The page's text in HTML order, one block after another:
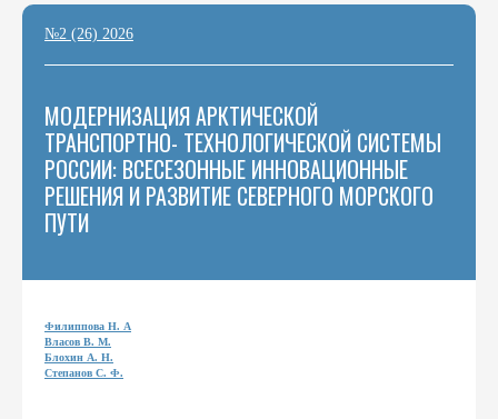
№2 (26) 2026
МОДЕРНИЗАЦИЯ АРКТИЧЕСКОЙ
ТРАНСПОРТНО- ТЕХНОЛОГИЧЕСКОЙ СИСТЕМЫ
РОССИИ: ВСЕСЕЗОННЫЕ ИННОВАЦИОННЫЕ
РЕШЕНИЯ И РАЗВИТИЕ СЕВЕРНОГО МОРСКОГО
ПУТИ
Филиппова Н. А
Власов В. М.
Блохин А. Н.
Степанов С. Ф.